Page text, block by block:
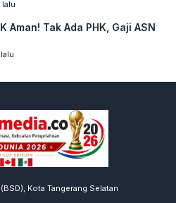
Aman! Tak Ada PHK, Gaji ASN
Kota Tangerang Selatan